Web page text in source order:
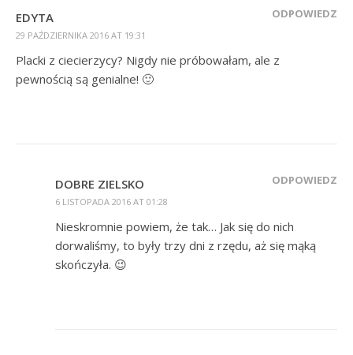
EDYTA
29 PAŹDZIERNIKA 2016 AT 19:31
ODPOWIEDZ
Placki z ciecierzycy? Nigdy nie próbowałam, ale z
pewnością są genialne! 🙂
DOBRE ZIELSKO
6 LISTOPADA 2016 AT 01:28
ODPOWIEDZ
Nieskromnie powiem, że tak… Jak się do nich
dorwaliśmy, to były trzy dni z rzędu, aż się mąką
skończyła. 😉